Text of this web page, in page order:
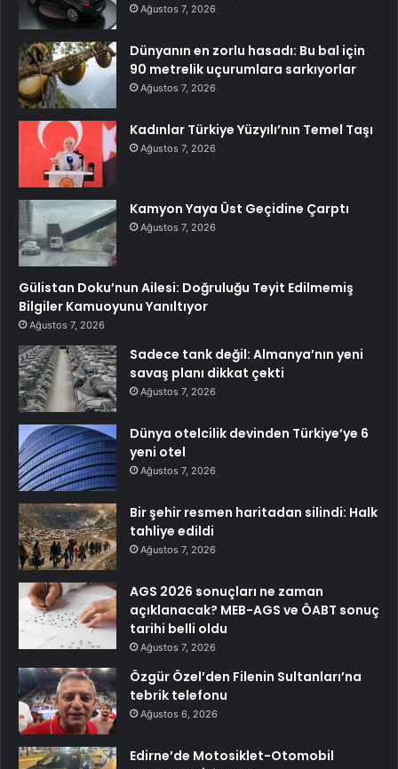
Ağustos 7, 2026
Dünyanın en zorlu hasadı: Bu bal için
90 metrelik uçurumlara sarkıyorlar
Ağustos 7, 2026
Kadınlar Türkiye Yüzyılı’nın Temel Taşı
Ağustos 7, 2026
Kamyon Yaya Üst Geçidine Çarptı
Ağustos 7, 2026
Gülistan Doku’nun Ailesi: Doğruluğu Teyit Edilmemiş
Bilgiler Kamuoyunu Yanıltıyor
Ağustos 7, 2026
Sadece tank değil: Almanya’nın yeni
savaş planı dikkat çekti
Ağustos 7, 2026
Dünya otelcilik devinden Türkiye’ye 6
yeni otel
Ağustos 7, 2026
Bir şehir resmen haritadan silindi: Halk
tahliye edildi
Ağustos 7, 2026
AGS 2026 sonuçları ne zaman
açıklanacak? MEB-AGS ve ÖABT sonuç
tarihi belli oldu
Ağustos 7, 2026
Özgür Özel’den Filenin Sultanları’na
tebrik telefonu
Ağustos 6, 2026
Edirne’de Motosiklet-Otomobil